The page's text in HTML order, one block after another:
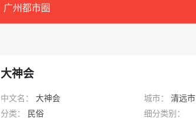
广州都市圈
大神会
中文名： 大神会 城市： 清远市
分类：
民俗 细分类别：